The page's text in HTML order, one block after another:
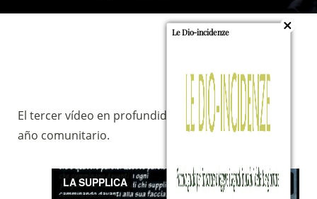
El tercer vídeo en profundidad para el viaje de este
año comunitario.
Sostieni la Comunità Magnificat
Le Dio-incidenze